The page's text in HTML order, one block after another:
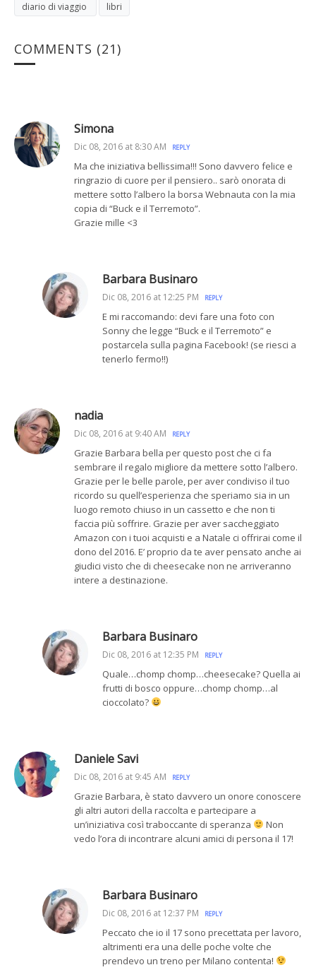
diario di viaggio libri
COMMENTS (21)
Simona
Dic 08, 2016 at 8:30 AM REPLY
Ma che iniziativa bellissima!!! Sono davvero felice e
ringrazio di cuore per il pensiero.. sarò onorata di
mettere sotto l’albero la borsa Webnauta con la mia
copia di “Buck e il Terremoto”.
Grazie mille <3
Barbara Businaro
Dic 08, 2016 at 12:25 PM REPLY
E mi raccomando: devi fare una foto con
Sonny che legge “Buck e il Terremoto” e
postarcela sulla pagina Facebook! (se riesci a
tenerlo fermo!!)
nadia
Dic 08, 2016 at 9:40 AM REPLY
Grazie Barbara bella per questo post che ci fa
sembrare il regalo migliore da mettere sotto l’albero.
Grazie per le belle parole, per aver condiviso il tuo
ricordo su quell’esperienza che speriamo sia in un
luogo remoto chiuso in un cassetto e che non ti
faccia più soffrire. Grazie per aver saccheggiato
Amazon con i tuoi acquisti e a Natale ci offrirai come il
dono del 2016. E’ proprio da te aver pensato anche ai
giudici visto che di cheesecake non ne arriveranno
intere a destinazione.
Barbara Businaro
Dic 08, 2016 at 12:35 PM REPLY
Quale…chomp chomp…cheesecake? Quella ai
frutti di bosco oppure…chomp chomp…al
cioccolato?
Daniele Savi
Dic 08, 2016 at 9:45 AM REPLY
Grazie Barbara, è stato davvero un onore conoscere
gli altri autori della raccolta e partecipare a
un’iniziativa così traboccante di speranza
Non
vedo l’ora di incontrare alcuni amici di persona il 17!
Barbara Businaro
Dic 08, 2016 at 12:37 PM REPLY
Peccato che io il 17 sono precettata per lavoro,
altrimenti era una delle poche volte che
prendevo un treno per Milano contenta!